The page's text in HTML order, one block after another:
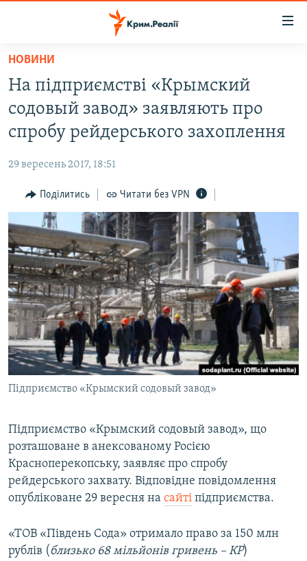
Перейти
основного
матеріалу
до
основної
навігації
Перейти
до
пошуку
ВОДА.КРИМ
ВІДЕО ТА ФОТО
БЛОГИ
ПОГЛЯД
ІНТЕРВ'Ю
ВСЕ ЗА ДЕНЬ
СПЕЦПРОЕКТИ
ДЕПОРТАЦІЯ
ВІДЕОУРОКИ «ELIFBE»
СВІДЧЕННЯ ОКУПАЦІЇ
УКРАЇНСЬКА ПРОБЛЕМА КРИМУ
ІНФОГРАФІКА
ЯК ОБІЙТИ БЛОКУВАННЯ
Русский
Qırımtatar
ДОЛУЧАЙСЯ!
НОВИНИ
На підприємстві «Крымский
содовый завод» заявляють про
спробу рейдерського захоплення
29 вересень 2017, 18:51
Поділитись Читати без VPN
Підприємство «Крымский содовый завод»
Підприємство «Крымский содовый завод», що
розташоване в анексованому Росією
Красноперекопську, заявляє про спробу
рейдерського захвату. Відповідне повідомлення
опубліковане 29 вересня на сайті підприємства.
«ТОВ «Південь Сода» отримало право за 150 млн
рублів ( близько 68 мільйонів гривень – КР)